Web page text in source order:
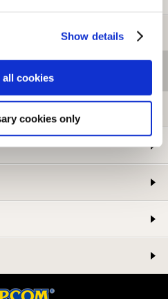
Show details
cookies
cookies only